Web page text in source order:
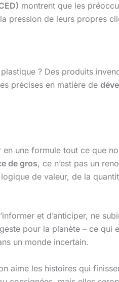
montrent que les
pression de leurs propres
? Des produits
précises en matière de
une formule tout ce que
de gros, ce n’est pas un
de valeur, de la
et d’anticiper, ne
pour la planète – ce qui
un monde incertain.
aime les histoires qui